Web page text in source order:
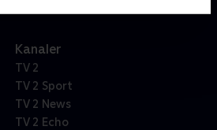
Kanaler
TV 2
TV 2 Sport
TV 2 News
TV 2 Echo